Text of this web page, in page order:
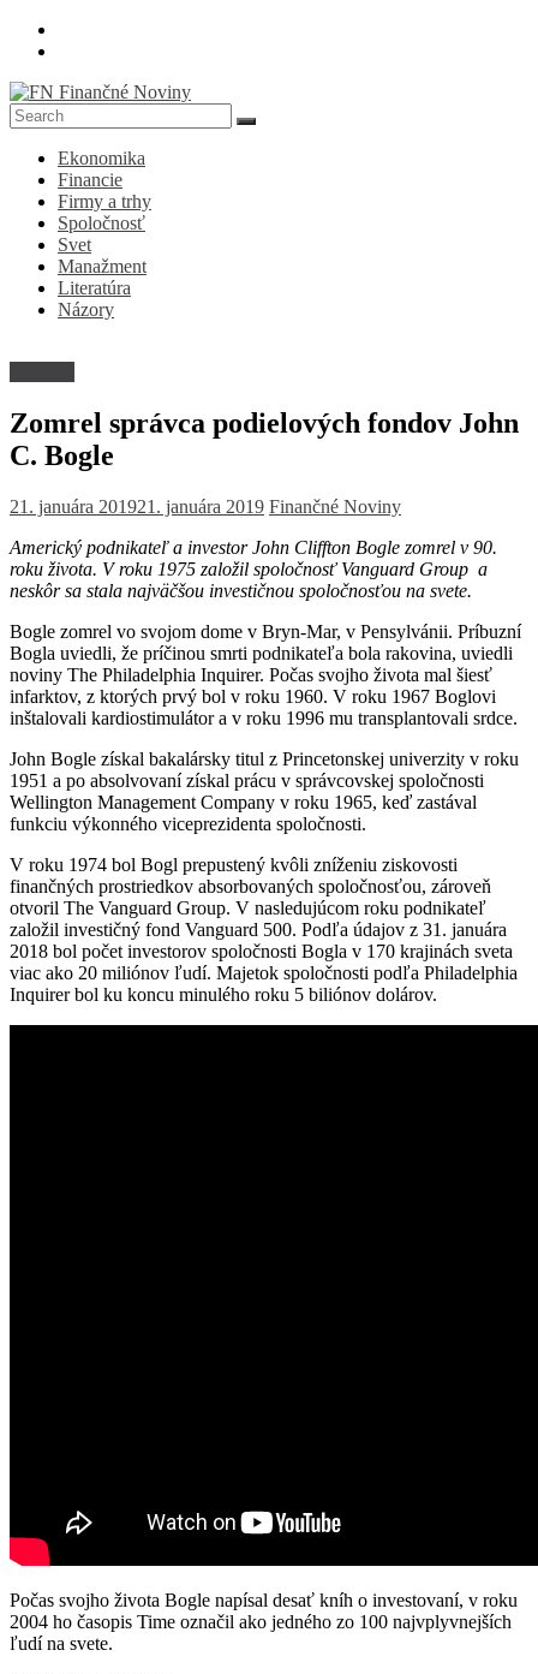
Skip
FN
Finančné
Noviny
Denník
ekonomike
spoločnosti
Ekonomika
Financie
Firmy a trhy
Spoločnosť
Svet
Manažment
Literatúra
Názory
Zomrel správca podielových fondov John
C. Bogle
21. januára 201921. januára 2019 Finančné Noviny
Americký podnikateľ a investor John Cliffton Bogle zomrel v 90.
roku života. V roku 1975 založil spoločnosť Vanguard Group a
neskôr sa stala najväčšou investičnou spoločnosťou na svete.
Bogle zomrel vo svojom dome v Bryn-Mar, v Pensylvánii. Príbuzní
Bogla uviedli, že príčinou smrti podnikateľa bola rakovina, uviedli
noviny The Philadelphia Inquirer. Počas svojho života mal šiesť
infarktov, z ktorých prvý bol v roku 1960. V roku 1967 Boglovi
inštalovali kardiostimulátor a v roku 1996 mu transplantovali srdce.
John Bogle získal bakalársky titul z Princetonskej univerzity v roku
1951 a po absolvovaní získal prácu v správcovskej spoločnosti
Wellington Management Company v roku 1965, keď zastával
funkciu výkonného viceprezidenta spoločnosti.
V roku 1974 bol Bogl prepustený kvôli zníženiu ziskovosti
finančných prostriedkov absorbovaných spoločnosťou, zároveň
otvoril The Vanguard Group. V nasledujúcom roku podnikateľ
založil investičný fond Vanguard 500. Podľa údajov z 31. januára
2018 bol počet investorov spoločnosti Bogla v 170 krajinách sveta
viac ako 20 miliónov ľudí. Majetok spoločnosti podľa Philadelphia
Inquirer bol ku koncu minulého roku 5 biliónov dolárov.
Počas svojho života Bogle napísal desať kníh o investovaní, v roku
2004 ho časopis Time označil ako jedného zo 100 najvplyvnejších
ľudí na svete.